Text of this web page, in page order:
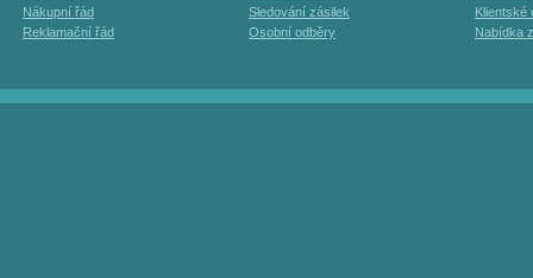
Nákupní řád
Reklamační řád
Sledování zásilek
Osobní odběry
Klientské
Nabídka